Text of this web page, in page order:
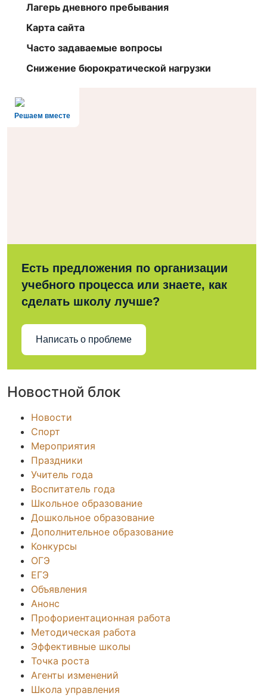
Лагерь дневного пребывания
Карта сайта
Часто задаваемые вопросы
Снижение бюрократической нагрузки
Решаем вместе
Есть предложения по организации
учебного процесса или знаете, как
сделать школу лучше?
Написать о проблеме
Новостной блок
Новости
Спорт
Мероприятия
Праздники
Учитель года
Воспитатель года
Школьное образование
Дошкольное образование
Дополнительное образование
Конкурсы
ОГЭ
ЕГЭ
Объявления
Анонс
Профориентационная работа
Методическая работа
Эффективные школы
Точка роста
Агенты изменений
Школа управления